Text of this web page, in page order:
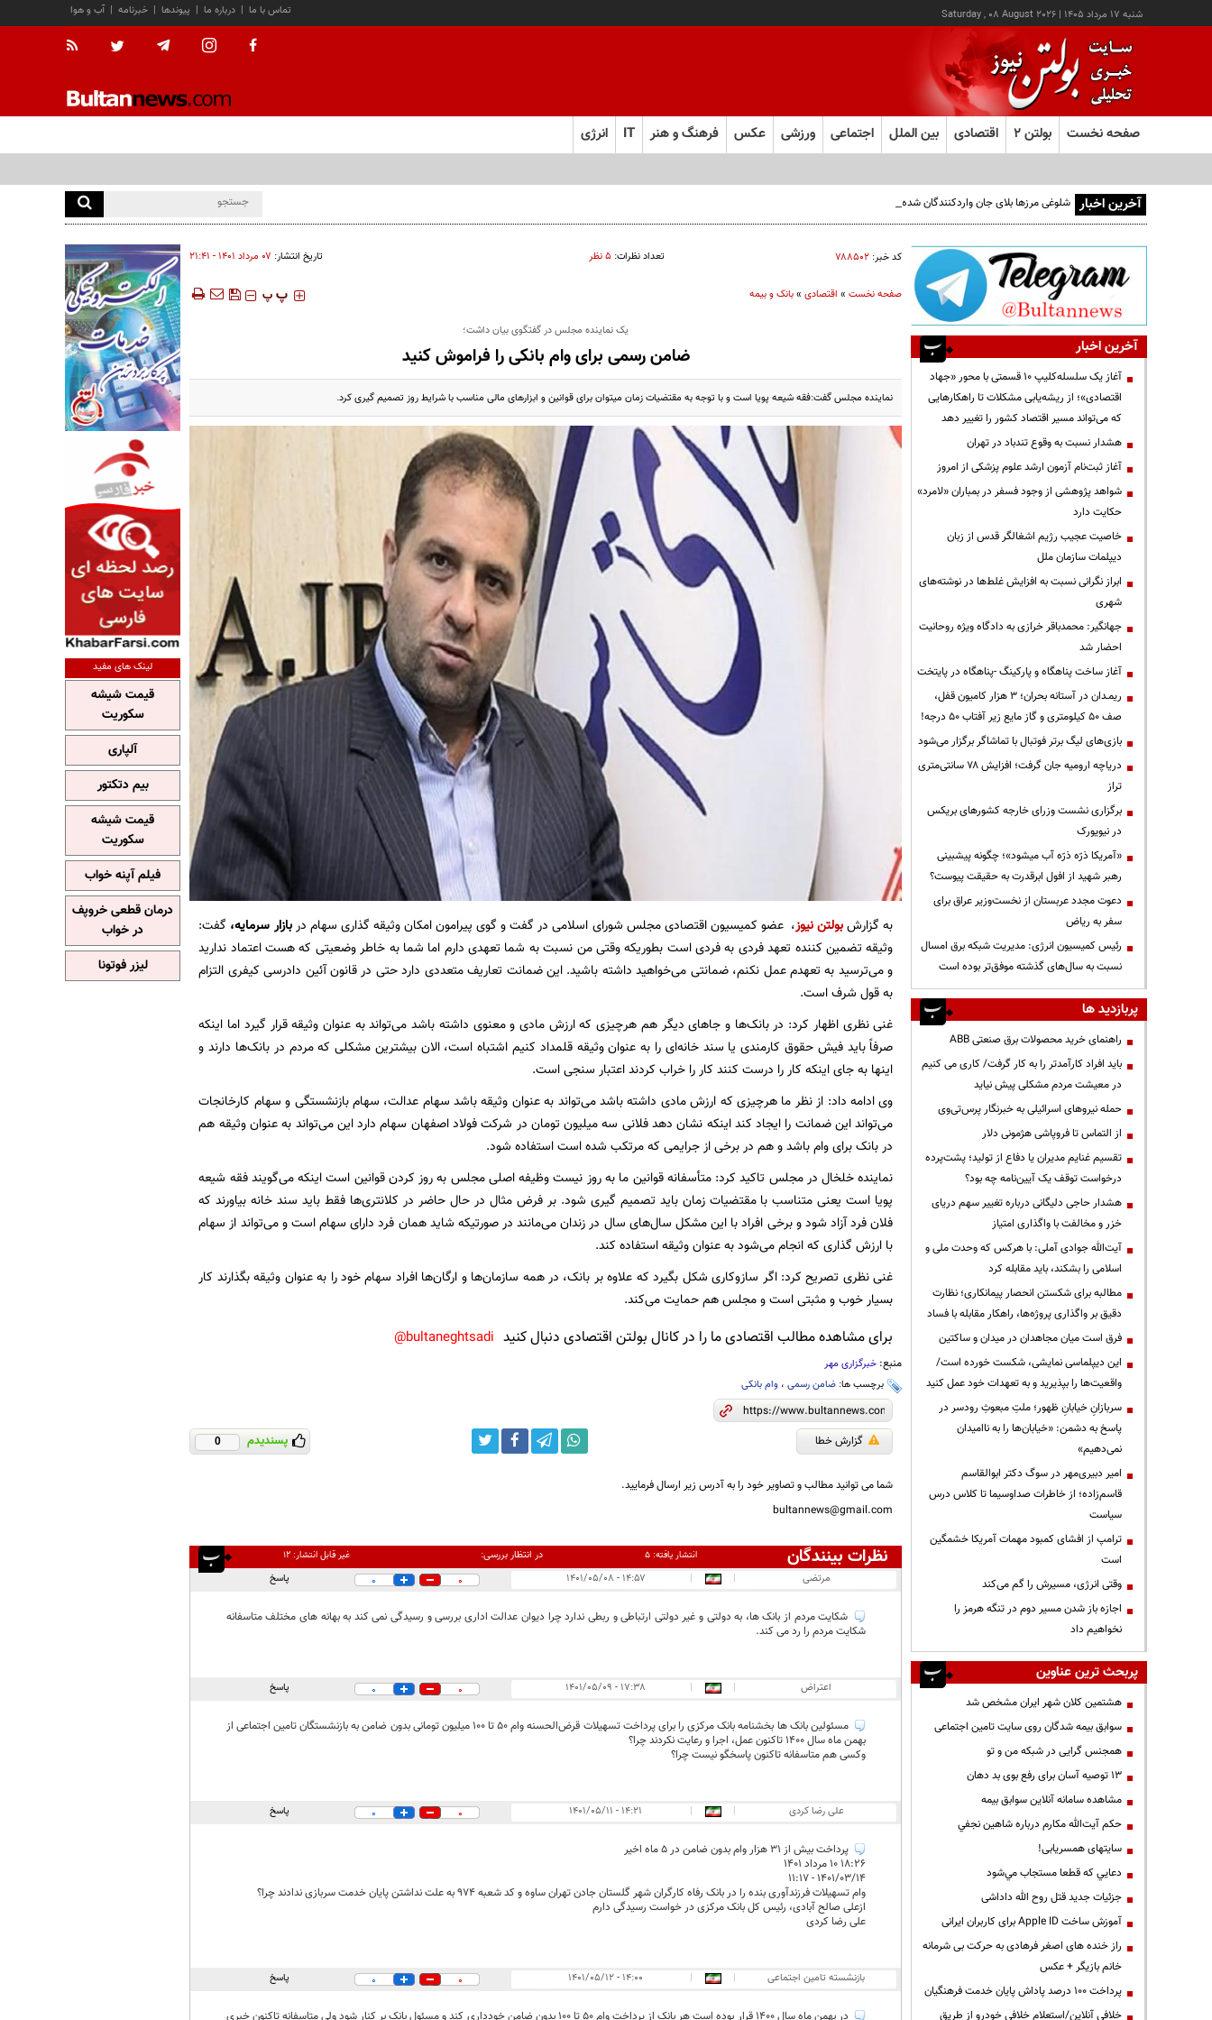
شنبه ۱۷ مرداد ۱۴۰۵ |
Saturday , 08 August 2026 آب و هوا | خبرنامه | پیوندها | درباره ما | تماس با ما
صفحه نخست بولتن ۲ اقتصادی بین الملل اجتماعی ورزشی عکس فرهنگ و هنر IT انرژی
آخرین اخبار شلوغی مرزها بلای جان واردکنندگان شده است
کد خبر: ۷۸۸۵۰۲ تعداد نظرات: ۵ نظر تاریخ انتشار: ۰۷ مرداد ۱۴۰۱ - ۲۱:۴۱
صفحه نخست» اقتصادی»بانک و بیمه ‍‍‍ پ پ
یک نماینده مجلس در گفتگوی بیان داشت؛
ضامن رسمی برای وام بانکی را فراموش کنید
نماینده مجلس گفت:فقه شیعه پویا است و با توجه به مقتضیات زمان میتوان برای قوانین و ابزارهای مالی مناسب با شرایط روز تصمیم گیری کرد.
به گزارشبولتن نیوز، عضو کمیسیون اقتصادی مجلس شورای اسلامی در گفت و گوی پیرامون امکان وثیقه گذاری سهام دربازار سرمایه، گفت:
وثیقه تضمین کننده تعهد فردی به فردی است بطوریکه وقتی من نسبت به شما تعهدی دارم اما شما به خاطر وضعیتی که هست اعتماد ندارید
و می‌ترسید به تعهدم عمل نکنم، ضمانتی می‌خواهید داشته باشید. این ضمانت تعاریف متعددی دارد حتی در قانون آئین دادرسی کیفری التزام
به قول شرف است.
غنی نظری اظهار کرد: در بانک‌ها و جاهای دیگر هم هرچیزی که ارزش مادی و معنوی داشته باشد می‌تواند به عنوان وثیقه قرار گیرد اما اینکه
صرفاً باید فیش حقوق کارمندی یا سند خانه‌ای را به عنوان وثیقه قلمداد کنیم اشتباه است، الان بیشترین مشکلی که مردم در بانک‌ها دارند و
اینها به جای اینکه کار را درست کنند کار را خراب کردند اعتبار سنجی است.
وی ادامه داد: از نظر ما هرچیزی که ارزش مادی داشته باشد می‌تواند به عنوان وثیقه باشد سهام عدالت، سهام بازنشستگی و سهام کارخانجات
می‌تواند این ضمانت را ایجاد کند اینکه نشان دهد فلانی سه میلیون تومان در شرکت فولاد اصفهان سهام دارد این می‌تواند به عنوان وثیقه هم
در بانک برای وام باشد و هم در برخی از جرایمی که مرتکب شده است استفاده شود.
نماینده خلخال در مجلس تاکید کرد: متأسفانه قوانین ما به روز نیست وظیفه اصلی مجلس به روز کردن قوانین است اینکه می‌گویند فقه شیعه
پویا است یعنی متناسب با مقتضیات زمان باید تصمیم گیری شود. بر فرض مثال در حال حاضر در کلانتری‌ها فقط باید سند خانه بیاورند که
فلان فرد آزاد شود و برخی افراد با این مشکل سال‌های سال در زندان می‌مانند در صورتیکه شاید همان فرد دارای سهام است و می‌تواند از سهام
با ارزش گذاری که انجام می‌شود به عنوان وثیقه استفاده کند.
غنی نظری تصریح کرد: اگر سازوکاری شکل بگیرد که علاوه بر بانک، در همه سازمان‌ها و ارگان‌ها افراد سهام خود را به عنوان وثیقه بگذارند کار
بسیار خوب و مثبتی است و مجلس هم حمایت می‌کند.
برای مشاهده مطالب اقتصادی ما را در کانال بولتن اقتصادی دنبال کنید bultaneghtsadi@
منبع: خبرگزاری مهر
برچسب ها: ضامن رسمی، وام بانکی
گزارش خطا پسندیدم 0
شما می توانید مطالب و تصاویر خود را به آدرس زیر ارسال فرمایید.
bultannews@gmail.com
نظرات بینندگان انتشار یافته:۵ در انتظار بررسی: غیر قابل انتشار:۱۲
مرتضی |
| ۱۴:۵۷ - ۱۴۰۱/۰۵/۰۸ 0
0 پاسخ
شکایت مردم از بانک ها، به دولتی و غیر دولتی ارتباطی و ربطی ندارد چرا دیوان عدالت اداری بررسی و رسیدگی نمی کند به بهانه های مختلف متاسفانه
شکایت مردم را رد می کند.
اعتراض |
| ۱۷:۳۸ - ۱۴۰۱/۰۵/۰۹ 0
0 پاسخ
مسئولین بانک ها بخشنامه بانک مرکزی را برای پرداخت تسهیلات قرض‌الحسنه وام 50 تا 100 میلیون تومانی بدون ضامن به بازنشستگان تامین اجتماعی از
بهمن ماه سال 1400 تاکنون عمل، اجرا و رعایت نکردند چرا؟
وکسی هم متاسفانه تاکنون پاسخگو نیست چرا؟
علی رضا کردی |
| ۱۴:۲۱ - ۱۴۰۱/۰۵/۱۱ 0
0 پاسخ
پرداخت بیش از ۳۱ هزار وام بدون ضامن در ۵ ماه اخیر
۱۸:۲۶ ۱۰ مرداد ۱۴۰۱
۱۴۰۱/۰۳/۱۴ - ۱۱:۱۷
وام تسهیلات فرزندآوری بنده را در بانک رفاه کارگران شهر گلستان جادن تهران ساوه و کد شعبه 974 به علت نداشتن پایان خدمت سربازی ندادند چرا؟
ازعلی صالح آبادی، رئیس کل بانک مرکزی در خواست رسیدگی دارم
علی رضا کردی
بازنشسته تامین اجتماعی |
| ۱۴:۰۰ - ۱۴۰۱/۰۵/۱۲ 0
0 پاسخ
آخرین اخبار
آغاز یک سلسله‌کلیپ ۱۰ قسمتی با محور «جهاد
اقتصادی»؛ از ریشه‌یابی مشکلات تا راهکارهایی
که می‌تواند مسیر اقتصاد کشور را تغییر دهد
هشدار نسبت به وقوع تندباد در تهران
آغاز ثبت‌نام آزمون ارشد علوم پزشکی از امروز
شواهد پژوهشی از وجود فسفر در بمباران «لامرد»
حکایت دارد
خاصیت عجیب رژیم اشغالگر قدس از زبان
دیپلمات سازمان ملل
ابراز نگرانی نسبت به افزایش غلط‌ها در نوشته‌های
شهری
جهانگیر: محمدباقر خرازی به دادگاه ویژه روحانیت
احضار شد
آغاز ساخت پناهگاه و پارکینگ -پناهگاه در پایتخت
ریمـدان در آستانه بحران؛ ۳ هزار کامیون قفل،
صف ۵۰ کیلومتری و گاز مایع زیر آفتاب ۵۰ درجه!
بازی‌های لیگ برتر فوتبال با تماشاگر برگزار می‌شود
دریاچه ارومیه جان گرفت؛ افزایش ۷۸ سانتی‌متری
تراز
برگزاری نشست وزرای خارجه کشورهای بریکس
در نیویورک
«آمریکا ذرّه ذرّه آب میشود»؛ چگونه پیشبینی
رهبر شهید از افول ابرقدرت به حقیقت پیوست؟
دعوت مجدد عربستان از نخست‌وزیر عراق برای
سفر به ریاض
رئیس کمیسیون انرژی: مدیریت شبکه برق امسال
نسبت به سال‌های گذشته موفق‌تر بوده است
پربازدید ها
راهنمای خرید محصولات برق صنعتی ABB
باید افراد کارآمدتر را به کار گرفت/ کاری می کنیم
در معیشت مردم مشکلی پیش نیاید
حمله نیروهای اسرائیلی به خبرنگار پرس‌تی‌وی
از التماس تا فروپاشی هژمونی دلار
تقسیم غنایم مدیران یا دفاع از تولید؛ پشت‌پرده
درخواست توقف یک آیین‌نامه چه بود؟
هشدار حاجی دلیگانی درباره تغییر سهم دریای
خزر و مخالفت با واگذاری امتیاز
آیت‌الله جوادی آملی: با هرکس که وحدت ملی و
اسلامی را بشکند، باید مقابله کرد
مطالبه برای شکستن انحصار پیمانکاری؛ نظارت
دقیق بر واگذاری پروژه‌ها، راهکار مقابله با فساد
فرق است میان مجاهدان در میدان و ساکتین
این دیپلماسی نمایشی، شکست خورده است/
واقعیت‌ها را بپذیرید و به تعهدات خود عمل کنید
سربازانِ خیابانِ ظهور؛ ملتِ مبعوثِ رودسر در
پاسخ به دشمن: «خیابان‌ها را به ناامیدان
نمی‌دهیم»
امیر دبیری‌مهر در سوگ دکتر ابوالقاسم
قاسم‌زاده؛ از خاطرات صداوسیما تا کلاس درس
سیاست
ترامپ از افشای کمبود مهمات آمریکا خشمگین
است
وقتی انرژی، مسیرش را گم می‌کند
اجازه باز شدن مسیر دوم در تنگه هرمز را
نخواهیم داد
پربحث ترین عناوین
هشتمین کلان شهر ایران مشخص شد
سوابق بیمه شدگان روی سایت تامین اجتماعی
همجنس گرایی در شبکه من و تو
13 توصیه آسان برای رفع بوی بد دهان
مشاهده سامانه آنلاين سوابق بیمه
حكم آيت‌الله مكارم درباره شاهين نجفي
سایتهای همسریابی!
دعايي كه قطعا مستجاب مي‌شود
جزئیات جدید قتل روح الله داداشی
آموزش ساخت Apple ID برای کاربران ایرانی
راز خنده های اصغر فرهادی به حرکت بی شرمانه
خانم بازیگر + عکس
پرداخت ۱۰۰ درصد پاداش پایان خدمت فرهنگیان
خلافی آنلاین/استعلام خلافی خودرو از طریق
لینک های مفید
قیمت شیشه
سکوریت
آلپاری
بیم دتکتور
قیمت شیشه
سکوریت
فیلم آپنه خواب
درمان قطعی خروپف
در خواب
لیزر فوتونا